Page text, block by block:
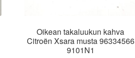
Oikean takaluukun kahva
Citroën Xsara musta 96334566
9101N1